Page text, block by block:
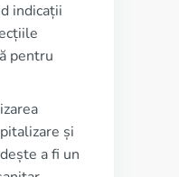
indicații
pentru
și
a fi un